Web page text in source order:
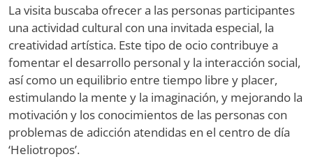
La visita buscaba ofrecer a las personas participantes
una actividad cultural con una invitada especial, la
creatividad artística. Este tipo de ocio contribuye a
fomentar el desarrollo personal y la interacción social,
así como un equilibrio entre tiempo libre y placer,
estimulando la mente y la imaginación, y mejorando la
motivación y los conocimientos de las personas con
problemas de adicción atendidas en el centro de día
‘Heliotropos’.